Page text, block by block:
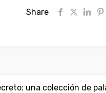
-
cantidad
Share
una colección de